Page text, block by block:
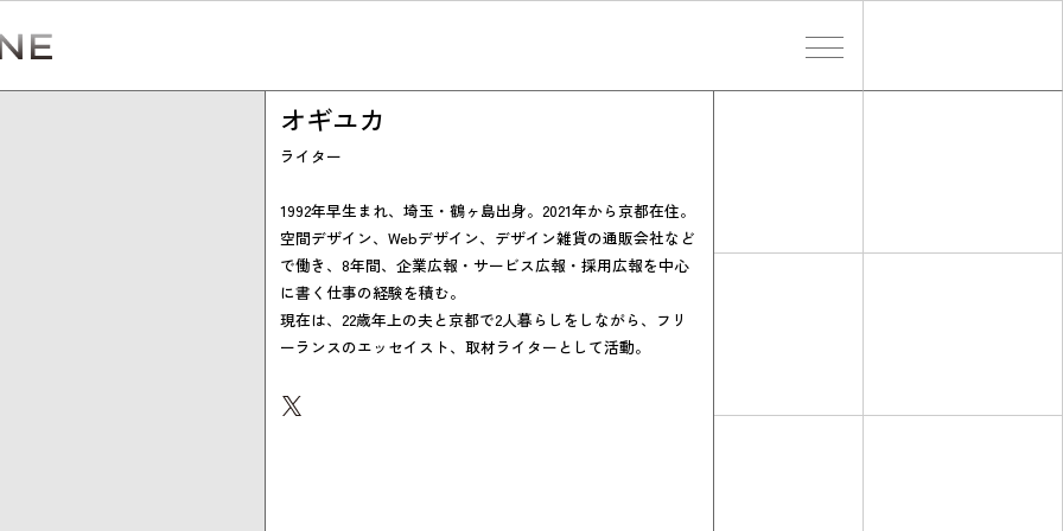
Simulation
CO₂削減効果を測る
オギユカ
ライター
1992年早生まれ、埼玉・鶴ヶ島出身。2021年から京都在住。
空間デザイン、Webデザイン、デザイン雑貨の通販会社など
で働き、8年間、企業広報・サービス広報・採用広報を中心
に書く仕事の経験を積む。
現在は、22歳年上の夫と京都で2人暮らしをしながら、フリ
ーランスのエッセイスト、取材ライターとして活動。